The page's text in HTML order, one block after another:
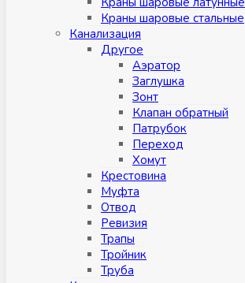
Краны шаровые стальные
Канализация
Другое
Аэратор
Заглушкa
Зонт
Клапан обратный
Патрубок
Переход
Хомут
Крестовина
Муфтa
Отвод
Ревизия
Трапы
Тройник
Труба